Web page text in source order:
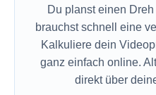
Du planst einen
brauchst schnell eine
Kalkuliere dein
ganz einfach online.
direkt über